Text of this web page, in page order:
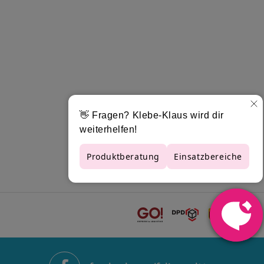
Sie erzielen damit stets brillante und
ist, auf Stahl verklebt, selbstverlöschend und
-40 und +80°C. Bevor Sie die Orajet
getrocknet sind. Orajet 3162 Folie ist in
dadurch zahlreiche Anwendungsgebiete
der Orajet 3162 Serie in allen verfügbaren
Wählen Sie dabei stets aus